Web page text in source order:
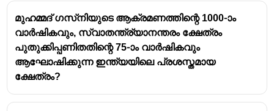
മുഹമ്മദ് ഗസ്‌നിയുടെ ആക്രമണത്തിന്റെ 1000-ാം
വാർഷികവും, സ്വാതന്ത്ര്യാനന്തരം ക്ഷേത്രം
പുതുക്കിപ്പണിതതിന്റെ 75-ാം വാർഷികവും
ആഘോഷിക്കുന്ന ഇന്ത്യയിലെ പ്രശസ്തമായ
ക്ഷേത്രം?